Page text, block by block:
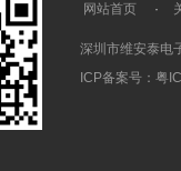
网站首页 ·
深圳市维安泰电
ICP备案号： 粤